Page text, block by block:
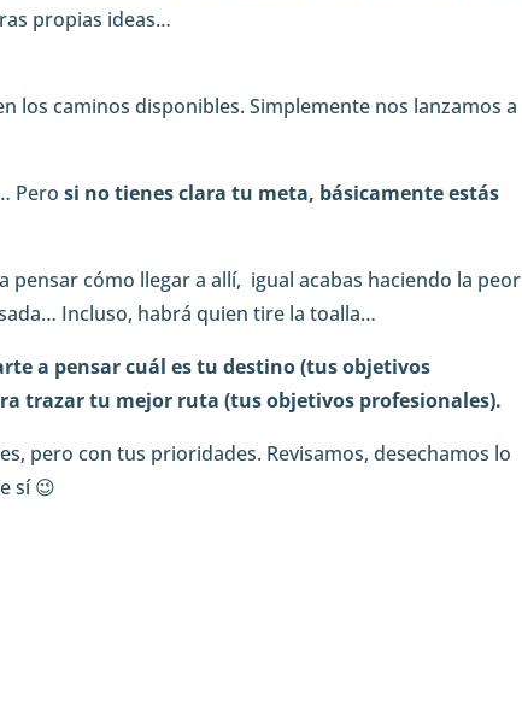
propias ideas…
los caminos disponibles. Simplemente nos lanzamos a
Pero si no tienes clara tu meta, básicamente estás
pensar cómo llegar a allí, igual acabas haciendo la peor
Incluso, habrá quien tire la toalla…
a pensar cuál es tu destino (tus objetivos
trazar tu mejor ruta (tus objetivos profesionales).
pero con tus prioridades. Revisamos, desechamos lo
sí 😉